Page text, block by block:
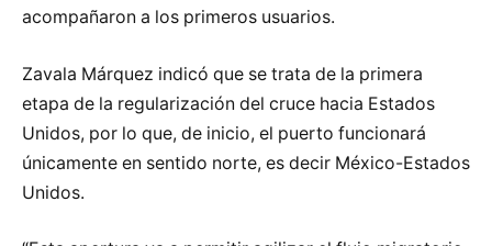
acompañaron a los primeros usuarios.
Zavala Márquez indicó que se trata de la primera
etapa de la regularización del cruce hacia Estados
Unidos, por lo que, de inicio, el puerto funcionará
únicamente en sentido norte, es decir México-Estados
Unidos.